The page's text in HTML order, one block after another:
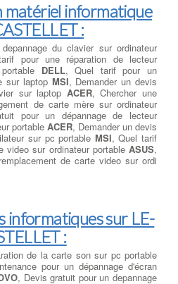
matériel informatique
:
du clavier sur ordinateur
pour une réparation de lecteur
DELL, Quel tarif pour un
sur laptop MSI, Demander un devis
sur laptop ACER, Chercher une
de carte mère sur ordinateur
pour un dépannage de lecteur
portable ACER, Demander un devis
sur pc portable MSI, Quel tarif
video sur ordinateur portable ASUS,
de carte video sur ordi
informatiques sur LE-
:
de la carte son sur pc portable
pour un dépannage d'écran
, Devis gratuit pour un depannage